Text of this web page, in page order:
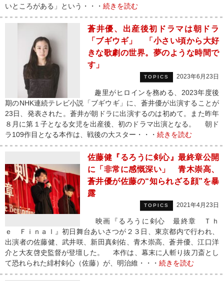
いところがある」という・・・ 続きを読む
蒼井優、出産後初ドラマは朝ドラ
「ブギウギ」 「小さい頃から大好
きな歌劇の世界。夢のような時間で
す」
TOPICS 2023年6月23日
趣里がヒロインを務める、2023年度後
期のNHK連続テレビ小説「ブギウギ」に、蒼井優が出演することが
23日、発表された。蒼井が朝ドラに出演するのは初めて。また昨年
８月に第１子となる女児を出産後、初のドラマ出演となる。 朝ド
ラ109作目となる本作は、戦後の大スター・・・ 続きを読む
佐藤健『るろうに剣心』最終章公開
に「非常に感慨深い」 青木崇高、
蒼井優が佐藤の“知られざる顔”を暴
露
TOPICS 2021年4月23日
映画『るろうに剣心 最終章 Ｔｈ
ｅ Ｆｉｎａｌ』初日舞台あいさつが２３日、東京都内で行われ、
出演者の佐藤健、武井咲、新田真剣佑、青木崇高、蒼井優、江口洋
介と大友啓史監督が登壇した。 本作は、幕末に人斬り抜刀斎とし
て恐れられた緋村剣心（佐藤）が、明治維・・・ 続きを読む